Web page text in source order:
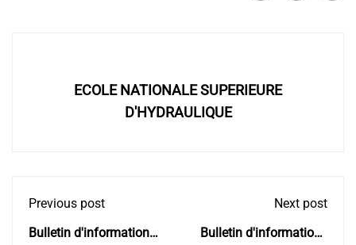
ECOLE NATIONALE SUPERIEURE
D'HYDRAULIQUE
Previous post
Bulletin d'informations
Next post
Bulletin d'informations